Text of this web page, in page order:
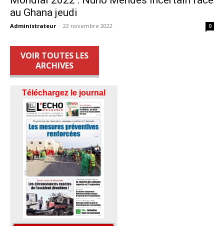
au Ghana jeudi
Administrateur - 22 novembre 2022 0
VOIR TOUTES LES
ARCHIVES